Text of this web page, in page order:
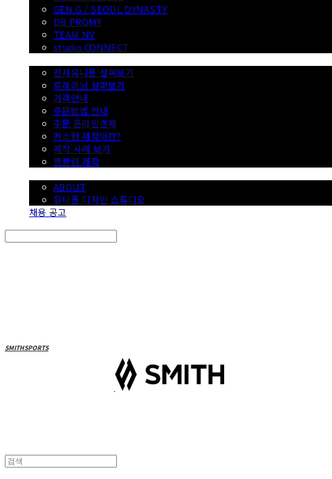
GEN.G / SEOUL DYNASTY
DB PROMY
TEAM NV
studio CONNECT
전사유니폼 살펴보기
트레이닝 살펴보기
가격안내
주문방법 안내
주문 온라인결제
커스텀 제작이란?
제작 사례 보기
엠블럼 제작
ABOUT
유니폼 디자인 스튜디오
채용 공고
SMITHSPORTS